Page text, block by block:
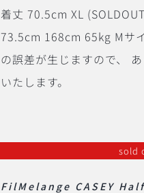
着丈 70.5cm XL
73.5cm 168cm 65kg Mサ
の誤差が生じますので、
いたします。
sold
FilMelange CASEY